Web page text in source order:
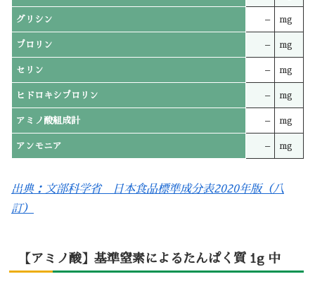
グリシン – mg
プロリン – mg
セリン – mg
ヒドロキシプロリン – mg
アミノ酸組成計 – mg
アンモニア – mg
出典：文部科学省 日本食品標準成分表2020年版（八
訂）
【アミノ酸】基準窒素によるたんぱく質 1g 中